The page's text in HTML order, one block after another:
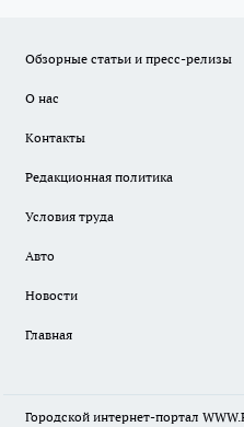
Обзорные статьи и пресс-релизы
О нас
Контакты
Редакционная политика
Условия труда
Авто
Новости
Главная
Городской интернет-портал